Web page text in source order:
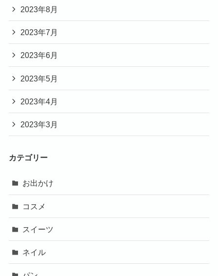
2023年8月
2023年7月
2023年6月
2023年5月
2023年4月
2023年3月
カテゴリー
お出かけ
コスメ
スイーツ
ネイル